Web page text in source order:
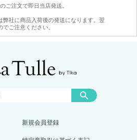
ご注文で即日当店発送。
社に商品入荷後の発送になります。翌
ご注意ください。
新規会員登録